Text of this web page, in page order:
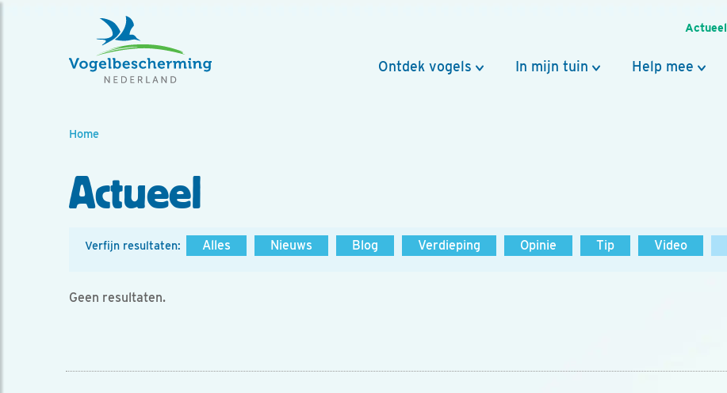
Actueel
Ontdek vogels In mijn tuin Help mee
Home
Actueel
Verfijn resultaten: Alles Nieuws Blog Verdieping Opinie Tip Video
Geen resultaten.